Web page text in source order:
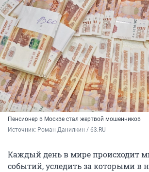
Пенсионер в Москве стал жертвой мошенников
Источник: Роман Данилкин / 63.RU
Каждый день в мире происходит
событий, уследить за которыми в